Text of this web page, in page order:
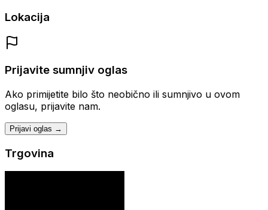
Lokacija
Prijavite sumnjiv oglas
Ako primijetite bilo što neobično ili sumnjivo u ovom
oglasu, prijavite nam.
Prijavi oglas →
Trgovina